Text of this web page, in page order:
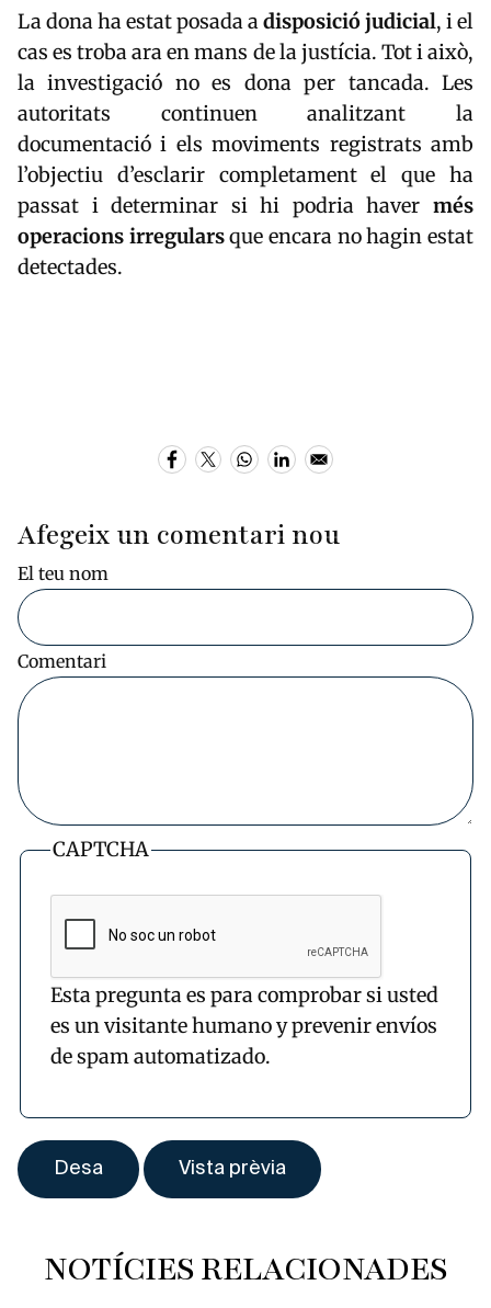
La dona ha estat posada adisposició judicial, i el
cas es troba ara en mans de la justícia. Tot i això,
la investigació no es dona per tancada. Les
autoritats continuen analitzant la
documentació i els moviments registrats amb
l’objectiu d’esclarir completament el que ha
passat i determinar si hi podria haver més
operacions irregularsque encara no hagin estat
detectades.
Afegeix un comentari nou
El teu nom
Comentari
CAPTCHA
Esta pregunta es para comprobar si usted
es un visitante humano y prevenir envíos
de spam automatizado.
NOTÍCIES RELACIONADES